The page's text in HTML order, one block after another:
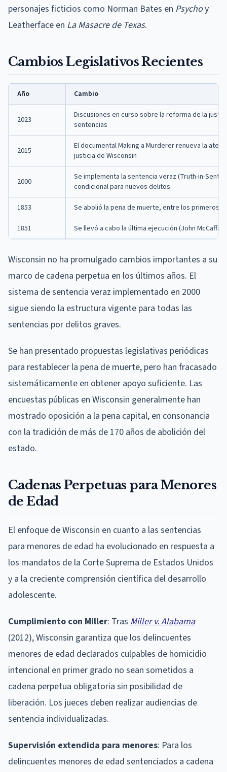
personajes ficticios como Norman Bates en Psychoy
Leatherface en La Masacre de Texas.
Cambios Legislativos Recientes
Año Cambio
2023
Discusiones en curso sobre la reforma de la
sentencias
2015
El documental Making a Murderer renueva la
justicia de Wisconsin
2000
Se implementa la sentencia veraz (Truth-in-
condicional para nuevos delitos
1853 Se abolió la pena de muerte, entre los primeros
1851 Se llevó a cabo la última ejecución (John
Wisconsin no ha promulgado cambios importantes a su
marco de cadena perpetua en los últimos años. El
sistema de sentencia veraz implementado en 2000
sigue siendo la estructura vigente para todas las
sentencias por delitos graves.
Se han presentado propuestas legislativas periódicas
para restablecer la pena de muerte, pero han fracasado
sistemáticamente en obtener apoyo suficiente. Las
encuestas públicas en Wisconsin generalmente han
mostrado oposición a la pena capital, en consonancia
con la tradición de más de 170 años de abolición del
estado.
Cadenas Perpetuas para Menores
de Edad
El enfoque de Wisconsin en cuanto a las sentencias
para menores de edad ha evolucionado en respuesta a
los mandatos de la Corte Suprema de Estados Unidos
y a la creciente comprensión científica del desarrollo
adolescente.
Cumplimiento con Miller: Tras Miller v. Alabama
(2012), Wisconsin garantiza que los delincuentes
menores de edad declarados culpables de homicidio
intencional en primer grado no sean sometidos a
cadena perpetua obligatoria sin posibilidad de
liberación. Los jueces deben realizar audiencias de
sentencia individualizadas.
Supervisión extendida para menores: Para los
delincuentes menores de edad sentenciados a cadena